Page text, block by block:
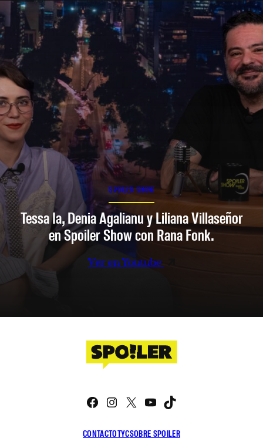
SPOILER SHOW
Tessa Ia, Denia Agalianu y Liliana Villaseñor
en Spoiler Show con Rana Fonk.
Ver en Youtube
CONTACTOTYCSOBRE SPOILER
Facebook
Instagram
X YouTube